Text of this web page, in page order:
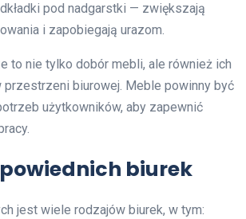
pod nadgarstki — zwiększają
i zapobiegają urazom.
to nie tylko dobór mebli, ale również ich
biurowej. Meble powinny być
użytkowników, aby zapewnić
biurek
jest wiele rodzajów biurek, w tym: